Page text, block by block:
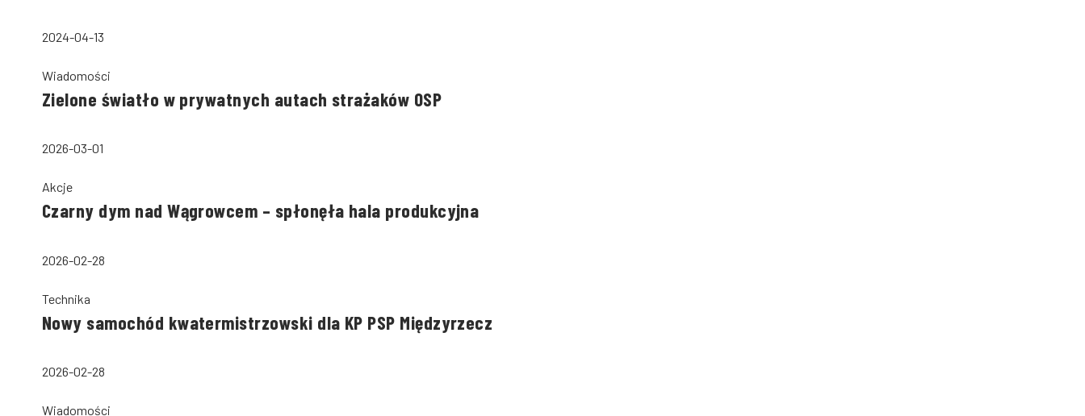
2024-04-13
Wiadomości
Zielone światło w prywatnych autach strażaków OSP
2026-03-01
Akcje
Czarny dym nad Wągrowcem – spłonęła hala produkcyjna
2026-02-28
Technika
Nowy samochód kwatermistrzowski dla KP PSP Międzyrzecz
2026-02-28
Wiadomości